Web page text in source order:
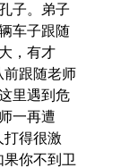
子。弟子
车子跟随
，有才
前跟随老师
里遇到危
一再遭
打得很激
你不到卫